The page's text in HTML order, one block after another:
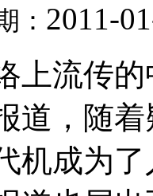
： 2011-
上流传
道，随
机成为